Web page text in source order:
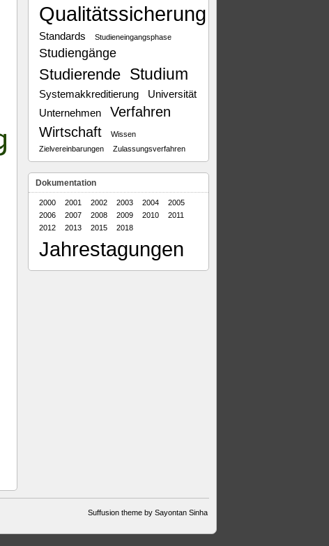
Qualitätssicherung
Standards Studieneingangsphase
Studiengänge
Studierende Studium
Systemakkreditierung
Universität
Unternehmen
Verfahren
Wirtschaft
Wissen
Zielvereinbarungen
Zulassungsverfahren
Dokumentation
2000 2001 2002 2003 2004
2005
2006
2007 2008 2009 2010
2011
2012
2013 2015 2018
Jahrestagungen
Suffusion theme by Sayontan Sinha